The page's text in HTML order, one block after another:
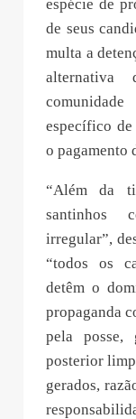
espécie de
de seus
multa a
alternativa
específico
o pagamento
“Além da
santinhos
irregular”,
“todos os
detêm o
propaganda
pela posse,
posterior
gerados,